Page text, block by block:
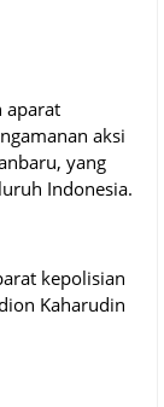
aparat
aksi
yang
Indonesia.
kepolisian
Kaharudin